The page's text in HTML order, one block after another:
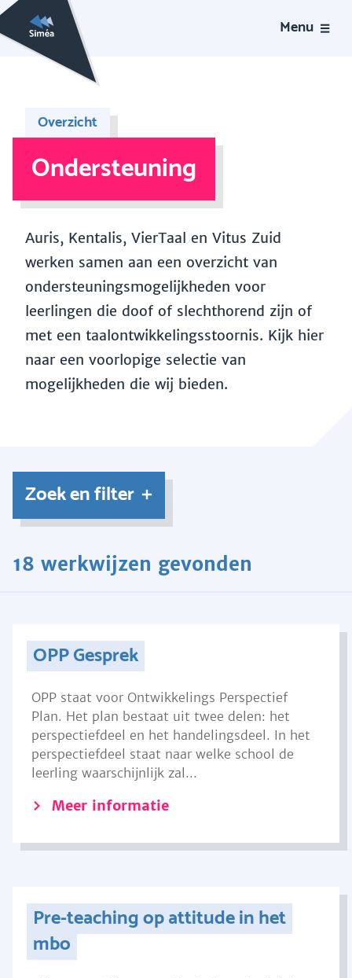
Menu
Overzicht
Ondersteuning
Auris, Kentalis, VierTaal en Vitus Zuid
werken samen aan een overzicht van
ondersteuningsmogelijkheden voor
leerlingen die doof of slechthorend zijn of
met een taalontwikkelingsstoornis. Kijk hier
naar een voorlopige selectie van
mogelijkheden die wij bieden.
Zoek en filter
18 werkwijzen gevonden
OPP Gesprek
OPP staat voor Ontwikkelings Perspectief
Plan. Het plan bestaat uit twee delen: het
perspectiefdeel en het handelingsdeel. In het
perspectiefdeel staat naar welke school de
leerling waarschijnlijk zal...
Meer informatie
Pre-teaching op attitude in het
mbo